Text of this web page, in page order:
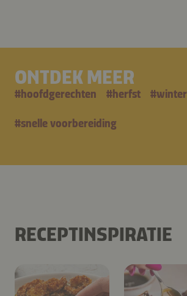
ONTDEK MEER
#hoofdgerechten #herfst #winter
#snelle voorbereiding
RECEPTINSPIRATIE